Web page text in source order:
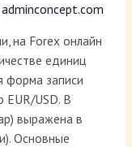
adminconcept.com
на Forex онлайн
единиц
форма записи
EUR/USD. В
выражена в
Основные